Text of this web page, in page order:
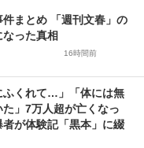
まとめ 「週刊文春」の
った真相
16時間前
ふくれて…」「体には無
」7万人超が亡くなっ
が体験記「黒本」に綴